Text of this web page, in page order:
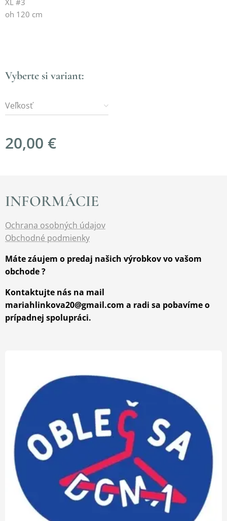
oh 120 cm
Vyberte si variant:
Veľkosť
20,00 €
INFORMÁCIE
Ochrana osobných údajov
Obchodné podmienky
Máte záujem o predaj našich výrobkov vo vašom
obchode ?
Kontaktujte nás na mail
mariahlinkova20@gmail.com a radi sa pobavíme o
prípadnej spolupráci.